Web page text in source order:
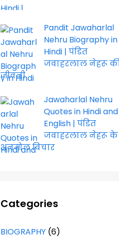
Pandit Jawaharlal
Nehru Biography in
Hindi | पंडित
जवाहरलाल नेहरू
जीवनी
Jawaharlal Nehru
Quotes in Hindi and
English | पंडित
जवाहरलाल नेहरू के
अनमोल विचार
Categories
BIOGRAPHY (6)